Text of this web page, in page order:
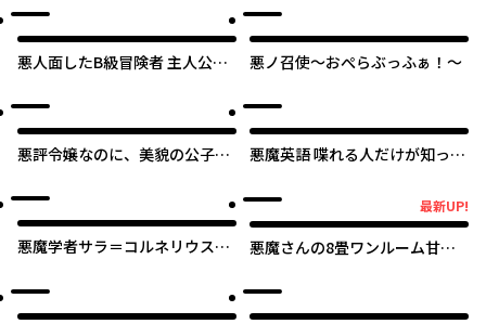
悪人面したB級冒険者 主人公と
【タテスク】
悪ノ召使～おぺらぶっふぁ！～
悪評令嬢なのに、美貌の公子が
悪魔英語 喋れる人だけが知って
悪魔学者サラ＝コルネリウスの
最新UP!
悪魔さんの8畳ワンルーム甘や